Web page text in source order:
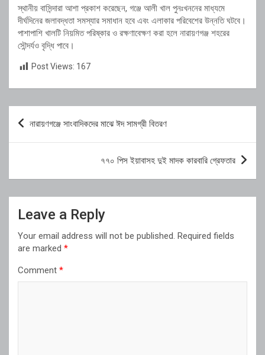
স্থানীয় বাসিন্দারা আশা প্রকাশ করেছেন, গঞ্জে আলী খাল পুনঃখননের মাধ্যমে
দীর্ঘদিনের জলাবদ্ধতা সমস্যার সমাধান হবে এবং এলাকার পরিবেশের উন্নতি ঘটবে।
পাশাপাশি খালটি নিয়মিত পরিষ্কার ও রক্ষণাবেক্ষণ করা হলে নারায়ণগঞ্জ শহরের
সৌন্দর্যও বৃদ্ধি পাবে।
Post Views: 167
Post
নারায়ণগঞ্জে সাংবাদিকদের মাঝে ঈদ সামগ্রী বিতরণ
৭৭০ পিস ইয়াবাসহ দুই মাদক কারবারি গ্রেফতার
Leave a Reply
Your email address will not be published. Required fields
are marked *
Comment *